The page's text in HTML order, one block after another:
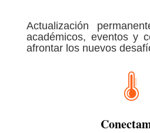
Actualización
académicos, eventos y
afrontar los nuevos